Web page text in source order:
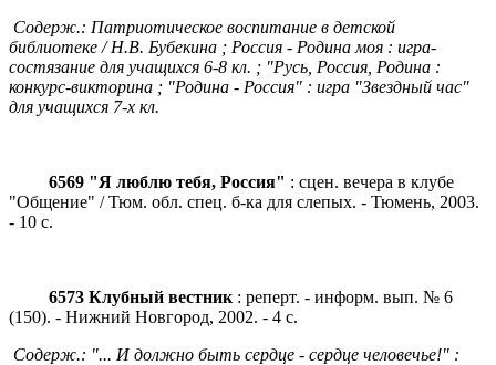
Содерж.: Патриотическое воспитание в детской
библиотеке / Н.В. Бубекина ; Россия - Родина моя : игра-
состязание для учащихся 6-8 кл. ; "Русь, Россия, Родина :
конкурс-викторина ; "Родина - Россия" : игра "Звездный час"
для учащихся 7-х кл.
6569 "Я люблю тебя, Россия" : сцен. вечера в клубе
"Общение" / Тюм. обл. спец. б-ка для слепых. - Тюмень, 2003.
- 10 с.
6573 Клубный вестник : реперт. - информ. вып. № 6
(150). - Нижний Новгород, 2002. - 4 с.
Содерж.: "... И должно быть сердце - сердце человечье!" :